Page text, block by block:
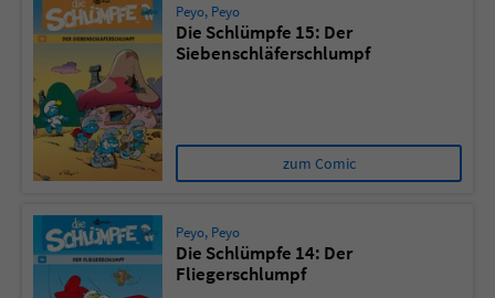
Peyo, Peyo
Die Schlümpfe 15: Der
Siebenschläferschlumpf
zum Comic
Peyo, Peyo
Die Schlümpfe 14: Der
Fliegerschlumpf